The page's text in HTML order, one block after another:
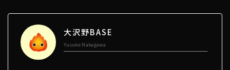
大沢野BASE
Yusuke Nakagawa